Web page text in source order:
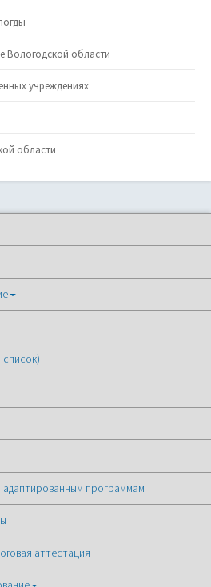
Вологодской области
учреждениях
области
адаптированным программам
аттестация